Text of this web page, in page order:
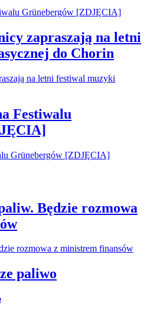
zapraszają na letni
do Chorin
Festiwalu
Będzie rozmowa
paliwo